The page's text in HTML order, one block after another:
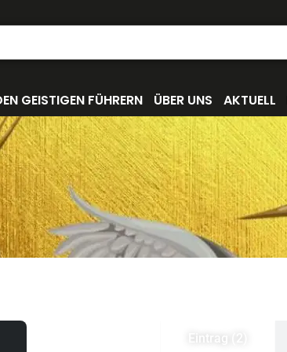
GEISTIGEN FÜHRERN ÜBER UNS AKTUELL
Eintrag (2)